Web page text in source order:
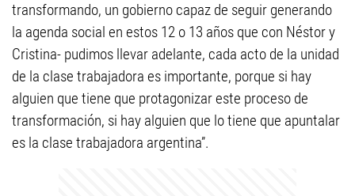
transformando, un gobierno capaz de seguir generando
la agenda social en estos 12 o 13 años que con Néstor y
Cristina- pudimos llevar adelante, cada acto de la unidad
de la clase trabajadora es importante, porque si hay
alguien que tiene que protagonizar este proceso de
transformación, si hay alguien que lo tiene que apuntalar
es la clase trabajadora argentina”.